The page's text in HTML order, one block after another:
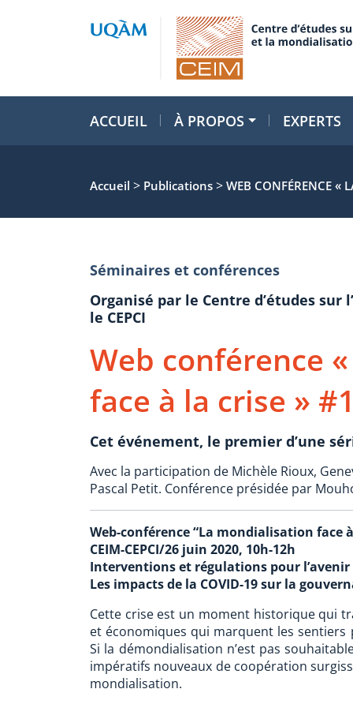
ACCUEIL À PROPOS EXPERTS
Accueil > Publications > WEB CONFÉRENCE «
Séminaires et conférences
Organisé par le Centre d’études
le CEPCI
Web conférence
face à la crise »
Cet événement, le premier d’une
Avec la participation de Michèle Rioux,
Pascal Petit. Conférence présidée par
Web-conférence “La mondialisation face
CEIM-CEPCI/26 juin 2020, 10h-12h
Interventions et régulations pour l’avenir
Les impacts de la COVID-19 sur la
Cette crise est un moment historique qui
et économiques qui marquent les
Si la démondialisation n’est pas
impératifs nouveaux de coopération
mondialisation.